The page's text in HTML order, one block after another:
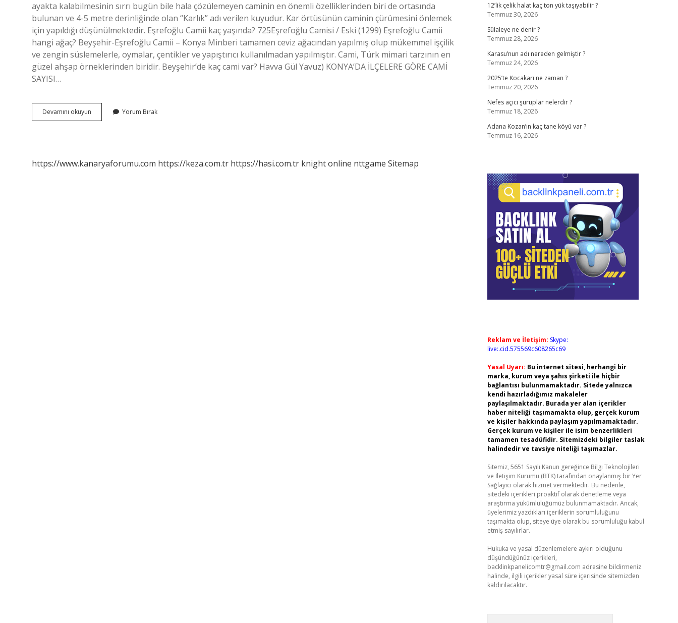
ayakta kalabilmesinin sırrı bugün bile hala çözülemeyen caminin en önemli özelliklerinden biri de ortasında
bulunan ve 4-5 metre derinliğinde olan “Karlık” adı verilen kuyudur. Kar örtüsünün caminin çürümesini önlemek
için yapıldığı düşünülmektedir. Eşrefoğlu Camii kaç yaşında? 725Eşrefoğlu Camisi / Eski (1299) Eşrefoğlu Camii
hangi ağaç? Beyşehir-Eşrefoğlu Camii – Konya Minberi tamamen ceviz ağacından yapılmış olup mükemmel işçilik
ve zengin süslemelerle, oymalar, çentikler ve yapıştırıcı kullanılmadan yapılmıştır. Cami, Türk mimari tarzının en
güzel ahşap örneklerinden biridir. Beyşehir’de kaç cami var? Havva Gül Yavuz) KONYA’DA İLÇELERE GÖRE CAMİ
SAYISI…
Devamını okuyun Beyşehir
Eşrefoğlu
Yorum Bırak
https://www.kanaryaforumu.com https://keza.com.tr https://hasi.com.tr knight online nttgame Sitemap
12’lik çelik halat kaç ton yük taşıyabilir ?
Temmuz 30, 2026
Sülaleye ne denir ?
Temmuz 28, 2026
Karasu’nun adı nereden gelmiştir ?
Temmuz 24, 2026
2025’te Kocakarı ne zaman ?
Temmuz 20, 2026
Nefes açıcı şuruplar nelerdir ?
Temmuz 18, 2026
Adana Kozan’ın kaç tane köyü var ?
Temmuz 16, 2026
Reklam ve İletişim: Skype:
live:.cid.575569c608265c69
Yasal Uyarı: Bu internet sitesi, herhangi bir
marka, kurum veya şahıs şirketi ile hiçbir
bağlantısı bulunmamaktadır. Sitede yalnızca
kendi hazırladığımız makaleler
paylaşılmaktadır. Burada yer alan içerikler
haber niteliği taşımamakta olup, gerçek kurum
ve kişiler hakkında paylaşım yapılmamaktadır.
Gerçek kurum ve kişiler ile isim benzerlikleri
tamamen tesadüfidir. Sitemizdeki bilgiler taslak
halindedir ve tavsiye niteliği taşımazlar.
Sitemiz, 5651 Sayılı Kanun gereğince Bilgi Teknolojileri
ve İletişim Kurumu (BTK) tarafından onaylanmış bir Yer
Sağlayıcı olarak hizmet vermektedir. Bu nedenle,
sitedeki içerikleri proaktif olarak denetleme veya
araştırma yükümlülüğümüz bulunmamaktadır. Ancak,
üyelerimiz yazdıkları içeriklerin sorumluluğunu
taşımakta olup, siteye üye olarak bu sorumluluğu kabul
etmiş sayılırlar.
Hukuka ve yasal düzenlemelere aykırı olduğunu
düşündüğünüz içerikleri,
backlinkpanelicomtr@gmail.com adresine bildirmeniz
halinde, ilgili içerikler yasal süre içerisinde sitemizden
kaldırılacaktır.